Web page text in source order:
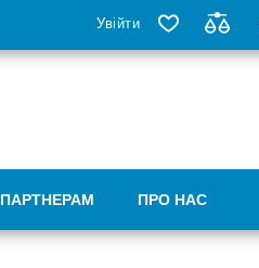
Увійти
ПАРТНЕРАМ ПРО НАС